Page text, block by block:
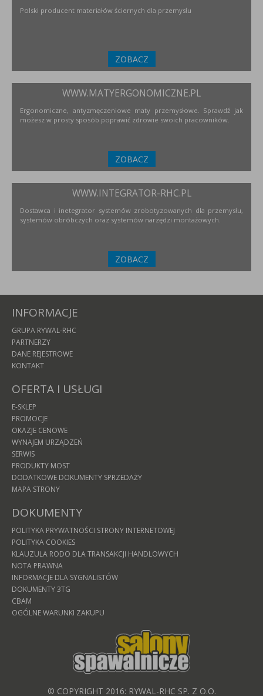
Polski producent materiałów ściernych dla przemysłu
ZOBACZ
WWW.MATYERGONOMICZNE.PL
Ergonomiczne, antyzmęczeniowe maty przemysłowe. Sprawdź jak
możesz w prosty sposób poprawić zdrowie swoich pracowników.
ZOBACZ
WWW.INTEGRATOR-RHC.PL
Dostawca i inetegrator systemów zrobotyzowanych dla przemysłu,
systemów obróbczych oraz systemów narzędzi montażowych.
ZOBACZ
INFORMACJE
GRUPA RYWAL-RHC
PARTNERZY
DANE REJESTROWE
KONTAKT
OFERTA I USŁUGI
E-SKLEP
PROMOCJE
OKAZJE CENOWE
WYNAJEM URZĄDZEŃ
SERWIS
PRODUKTY MOST
DODATKOWE DOKUMENTY SPRZEDAŻY
MAPA STRONY
DOKUMENTY
POLITYKA PRYWATNOŚCI STRONY INTERNETOWEJ
POLITYKA COOKIES
KLAUZULA RODO DLA TRANSAKCJI HANDLOWYCH
NOTA PRAWNA
INFORMACJE DLA SYGNALISTÓW
DOKUMENTY 3TG
CBAM
OGÓLNE WARUNKI ZAKUPU
© COPYRIGHT 2016: RYWAL-RHC SP. Z O.O.